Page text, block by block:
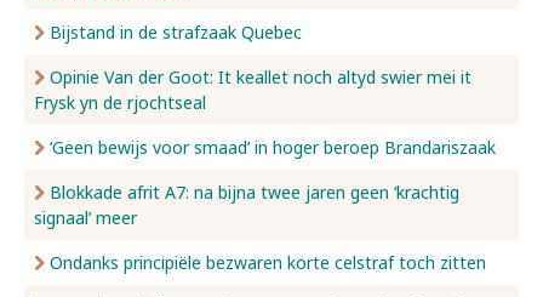
Bijstand in de strafzaak Quebec
Opinie Van der Goot: It keallet noch altyd swier mei it
Frysk yn de rjochtseal
‘Geen bewijs voor smaad’ in hoger beroep Brandariszaak
Blokkade afrit A7: na bijna twee jaren geen ‘krachtig
signaal’ meer
Ondanks principiële bezwaren korte celstraf toch zitten